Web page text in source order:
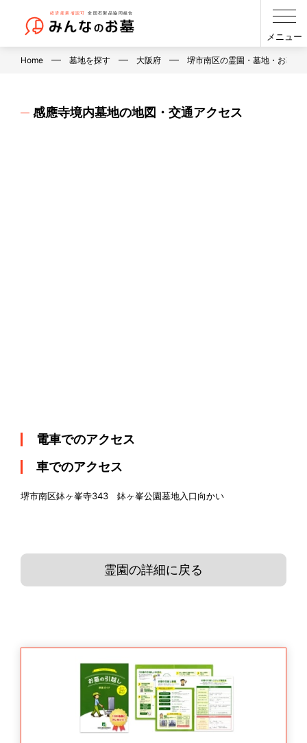
メニュー
Home 墓地を探す 大阪府 堺市南区の霊園・墓地・お墓
感應寺境内墓地の地図・交通アクセス
電車でのアクセス
車でのアクセス
堺市南区鉢ヶ峯寺343 鉢ヶ峯公園墓地入口向かい
霊園の詳細に戻る